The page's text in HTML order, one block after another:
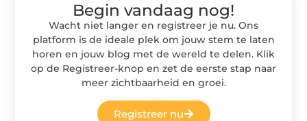
Begin vandaag nog!
Wacht niet langer en registreer je nu. Ons
platform is de ideale plek om jouw stem te laten
horen en jouw blog met de wereld te delen. Klik
op de Registreer-knop en zet de eerste stap naar
meer zichtbaarheid en groei.
Registreer nu